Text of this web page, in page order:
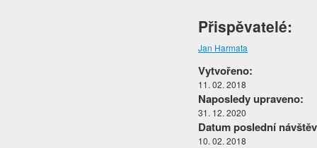
Přispěvatelé:
Jan Harmata
Vytvořeno:
11. 02. 2018
Naposledy upraveno:
31. 12. 2020
Datum poslední
10. 02. 2018